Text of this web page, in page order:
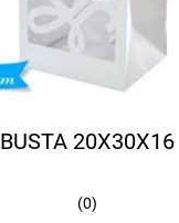
BUSTA 20X30X16
(0)